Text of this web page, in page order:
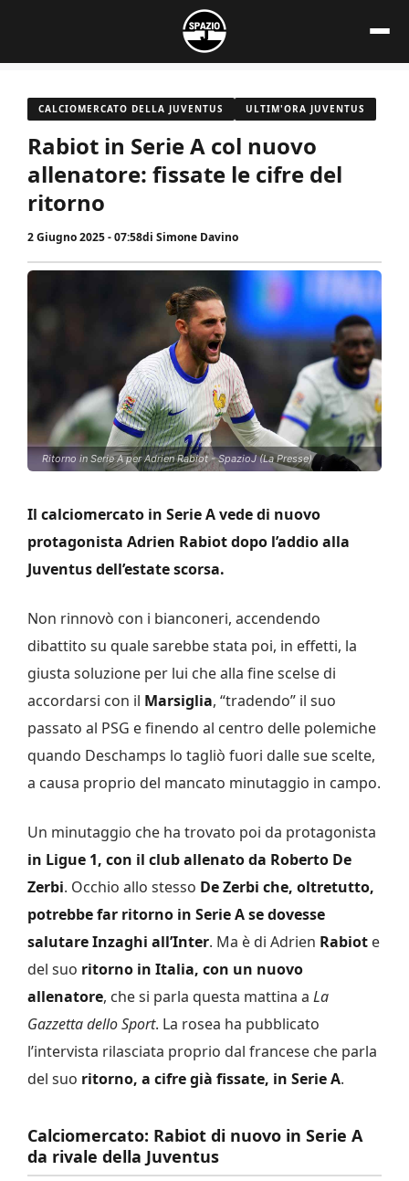
contenuto
CALCIOMERCATO DELLA JUVENTUS ULTIM'ORA JUVENTUS
Rabiot in Serie A col nuovo
allenatore: fissate le cifre del
ritorno
2 Giugno 2025 - 07:58di Simone Davino
Ritorno in Serie A per Adrien Rabiot - SpazioJ (La Presse)
Il calciomercato in Serie A vede di nuovo
protagonista Adrien Rabiot dopo l’addio alla
Juventus dell’estate scorsa.
Non rinnovò con i bianconeri, accendendo
dibattito su quale sarebbe stata poi, in effetti, la
giusta soluzione per lui che alla fine scelse di
accordarsi con il Marsiglia, “tradendo” il suo
passato al PSG e finendo al centro delle polemiche
quando Deschamps lo tagliò fuori dalle sue scelte,
a causa proprio del mancato minutaggio in campo.
Un minutaggio che ha trovato poi da protagonista
in Ligue 1, con il club allenato da Roberto De
Zerbi. Occhio allo stesso De Zerbi che, oltretutto,
potrebbe far ritorno in Serie A se dovesse
salutare Inzaghi all’Inter. Ma è di Adrien Rabiot e
del suo ritorno in Italia, con un nuovo
allenatore, che si parla questa mattina a La
Gazzetta dello Sport. La rosea ha pubblicato
l’intervista rilasciata proprio dal francese che parla
del suo ritorno, a cifre già fissate, in Serie A.
Calciomercato: Rabiot di nuovo in Serie A
da rivale della Juventus